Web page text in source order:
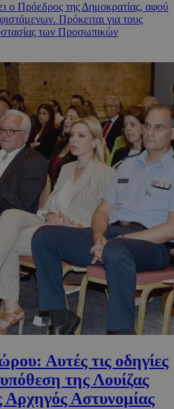
ο Πρόεδρος της Δημοκρατίας, αφού
Πρόκειται για τους
των Προσωπικών
Αυτές τις οδηγίες
της Λουίζας
Αστυνομίας